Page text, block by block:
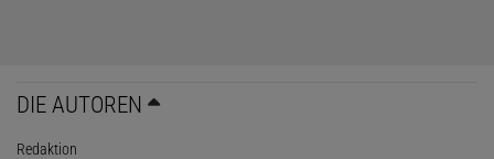
DIE AUTOREN
Redaktion